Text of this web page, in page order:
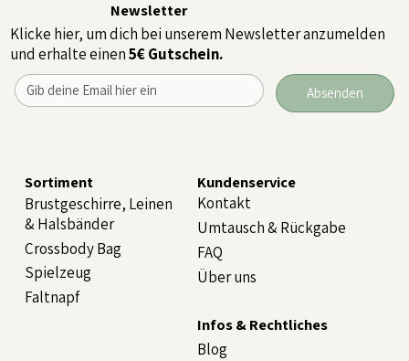
Sortiment
Brustgeschirre, Leinen
& Halsbänder
Crossbody Bag
Spielzeug
Faltnapf
Kundenservice
Kontakt
Über uns
Umtausch & Rückgabe
FAQ
Newsletter
Klicke hier, um dich bei unserem Newsletter anzumelden
und erhalte einen5€ Gutschein.
Absenden
Infos & Rechtliches
Blog